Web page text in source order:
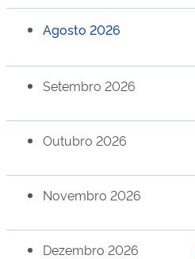
Agosto 2026
Setembro 2026
Outubro 2026
Novembro 2026
Dezembro 2026